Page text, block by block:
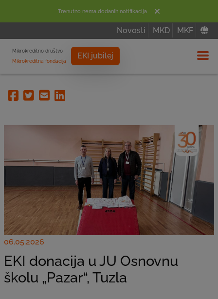
Trenutno nema dodanih notifikacija
Novosti MKD MKF
Mikrokreditno društvo
Mikrokreditna fondacija
EKI jubilej
Facebook
TwitterEmailLinkedin
06.05.2026
EKI donacija u JU Osnovnu
školu „Pazar“, Tuzla